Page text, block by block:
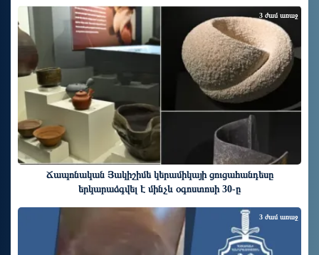
Ճապոնական Յակիշիմե կերամիկայի ցուցահանդեսը
երկարաձգվել է մինչև օգոստոսի 30-ը
3 ժամ առաջ
3 ժամ առաջ